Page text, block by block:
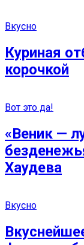
Вкусно
Куриная
корочкой
Вот это да!
«Веник —
Хаудева
Вкусно